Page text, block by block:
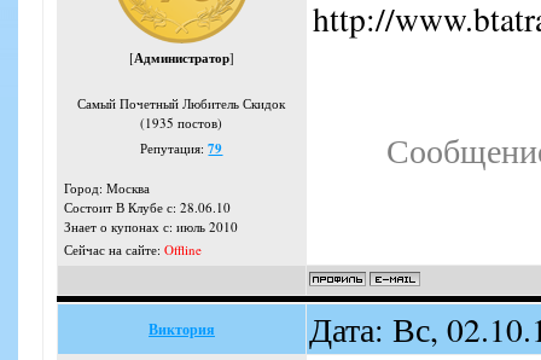
[Администратор]
Самый Почетный Любитель Скидок
(1935 постов)
Репутация:79
Город: Москва
Состоит В Клубе с: 28.06.10
Знает о купонах с: июль 2010
Сейчас на сайте: Offline
http://
Виктория Дата: Вс,